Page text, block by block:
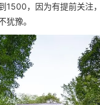
1500，因为有提前关注
犹豫。